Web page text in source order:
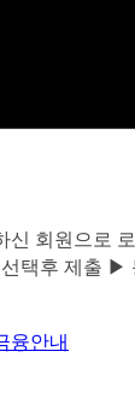
신 회원으로
택후 제출 ▶